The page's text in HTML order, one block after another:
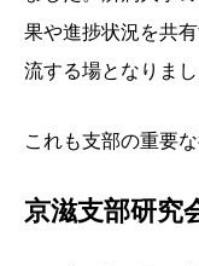
果や進捗状況を共
流する場となりまし
これも支部の重要
京滋支部研究